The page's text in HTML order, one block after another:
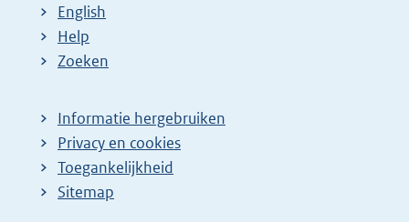
English
Help
Zoeken
Informatie hergebruiken
Privacy en cookies
Toegankelijkheid
Sitemap